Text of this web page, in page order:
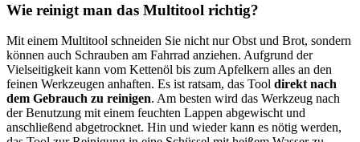
Wie reinigt man das Multitool richtig?
Mit einem Multitool schneiden Sie nicht nur Obst und Brot, sondern
können auch Schrauben am Fahrrad anziehen. Aufgrund der
Vielseitigkeit kann vom Kettenöl bis zum Apfelkern alles an den
feinen Werkzeugen anhaften. Es ist ratsam, das Tool direkt nach
dem Gebrauch zu reinigen. Am besten wird das Werkzeug nach
der Benutzung mit einem feuchten Lappen abgewischt und
anschließend abgetrocknet. Hin und wieder kann es nötig werden,